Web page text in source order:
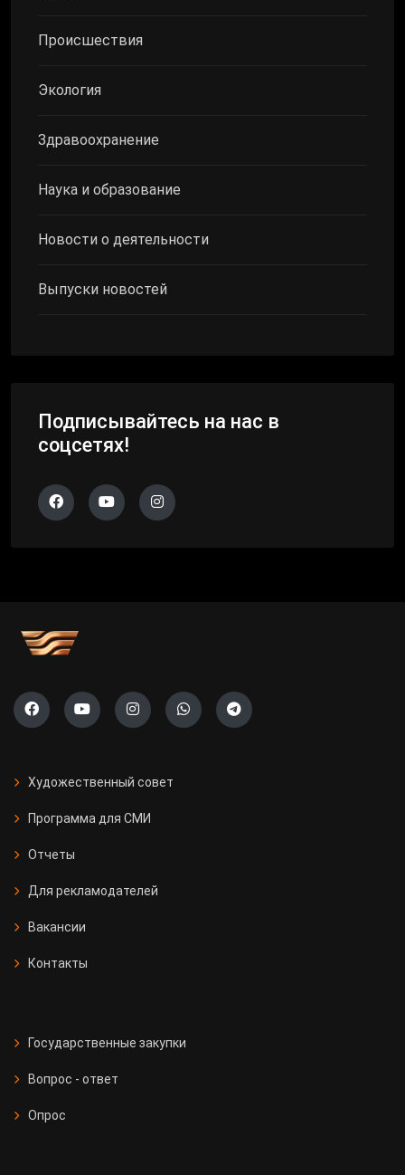
Происшествия
Экология
Здравоохранение
Наука и образование
Новости о деятельности
Выпуски новостей
Подписывайтесь на нас в
соцсетях!
Художественный совет
Программа для СМИ
Отчеты
Для рекламодателей
Вакансии
Контакты
Государственные закупки
Вопрос - ответ
Опрос